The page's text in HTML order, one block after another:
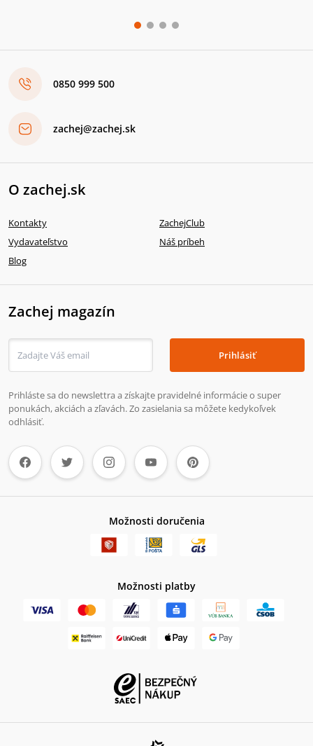
0850 999 500
zachej@zachej.sk
O zachej.sk
Kontakty
ZachejClub
Vydavateľstvo
Náš príbeh
Blog
Zachej magazín
Prihlásiť
Prihláste sa do newslettra a získajte pravidelné informácie o super
ponukách, akciách a zľavách. Zo zasielania sa môžete kedykoľvek
odhlásiť.
Možnosti doručenia
Možnosti platby